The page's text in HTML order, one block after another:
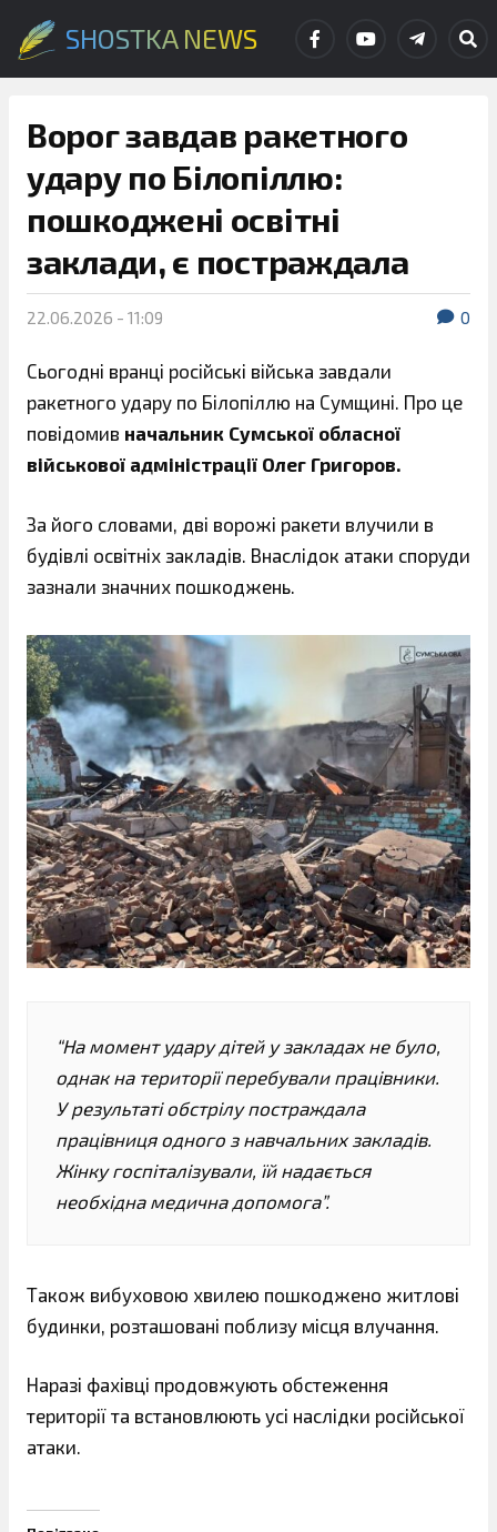
SHOSTKA NEWS
Ворог завдав ракетного
удару по Білопіллю:
пошкоджені освітні
заклади, є постраждала
22.06.2026 - 11:09 0
Сьогодні вранці російські війська завдали
ракетного удару по Білопіллю на Сумщині. Про це
повідомив начальник Сумської обласної
військової адміністрації Олег Григоров.
За його словами, дві ворожі ракети влучили в
будівлі освітніх закладів. Внаслідок атаки споруди
зазнали значних пошкоджень.
“На момент удару дітей у закладах не було,
однак на території перебували працівники.
У результаті обстрілу постраждала
працівниця одного з навчальних закладів.
Жінку госпіталізували, їй надається
необхідна медична допомога”.
Також вибуховою хвилею пошкоджено житлові
будинки, розташовані поблизу місця влучання.
Наразі фахівці продовжують обстеження
території та встановлюють усі наслідки російської
атаки.